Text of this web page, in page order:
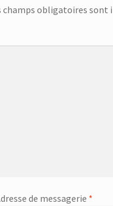
champs obligatoires sont
de messagerie *